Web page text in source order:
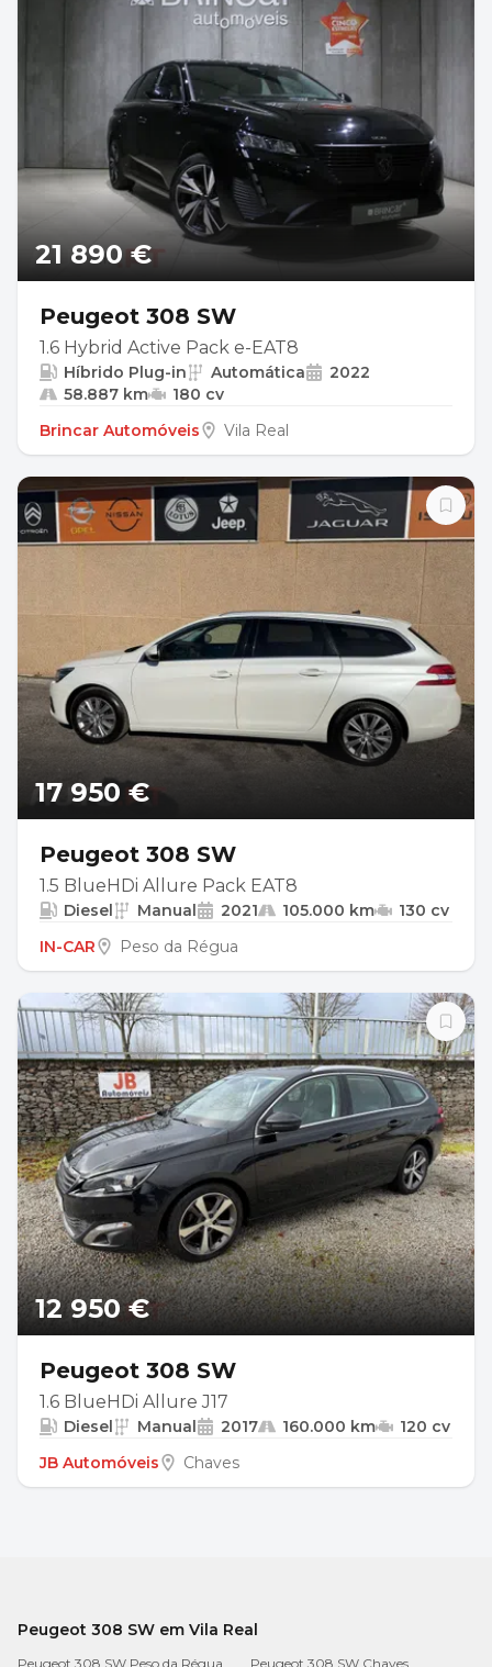
21 890 €
Peugeot 308 SW
1.6 Hybrid Active Pack e-EAT8
Híbrido Plug-in Automática
2022
58.887 km
180 cv
Brincar Automóveis
Vila Real
17 950 €
Peugeot 308 SW
1.5 BlueHDi Allure Pack EAT8
Diesel Manual 2021 105.000 km
130 cv
IN-CAR
Peso da Régua
12 950 €
Peugeot 308 SW
1.6 BlueHDi Allure J17
Diesel Manual 2017 160.000 km
120 cv
JB Automóveis
Chaves
Peugeot 308 SW em Vila Real
Peugeot 308 SW Peso da Régua Peugeot 308 SW Chaves